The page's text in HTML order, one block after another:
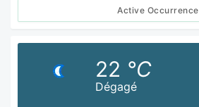
Active Occurrence
Dégagé
22 °C